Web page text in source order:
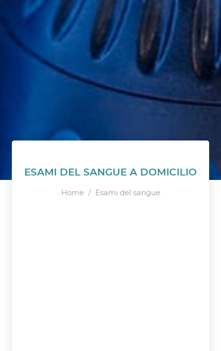
ESAMI DEL SANGUE A DOMICILIO
Home / Esami del sangue